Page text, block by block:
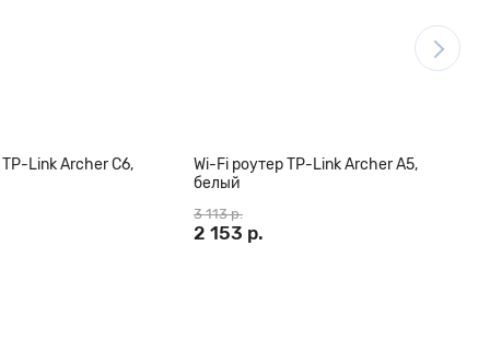
Link Archer C6,
Wi-Fi роутер TP-Link Archer A5,
белый
3 113 р.
2 153 р.